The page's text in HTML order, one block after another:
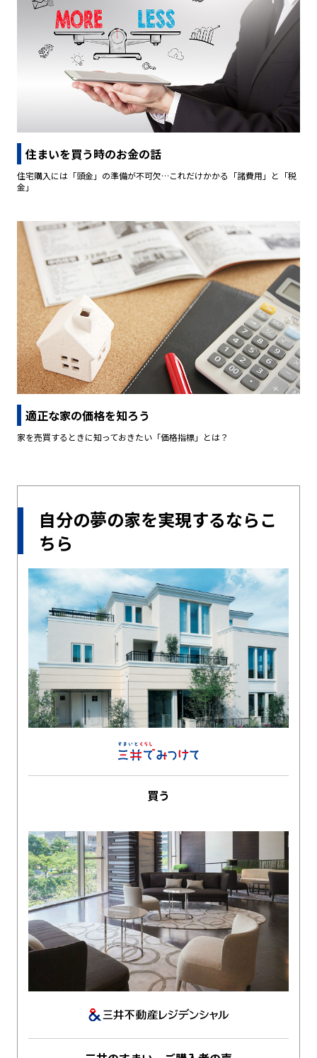
住まいを買う時のお金の話
住宅購入には「頭金」の準備が不可欠…これだけかかる「諸費用」と「税
金」
適正な家の価格を知ろう
家を売買するときに知っておきたい「価格指標」とは？
自分の夢の家を実現するならこ
ちら
買う